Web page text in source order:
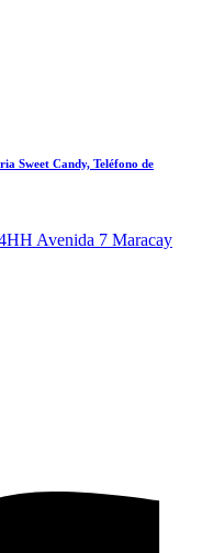
Sweet Candy, Teléfono de
Avenida 7 Maracay